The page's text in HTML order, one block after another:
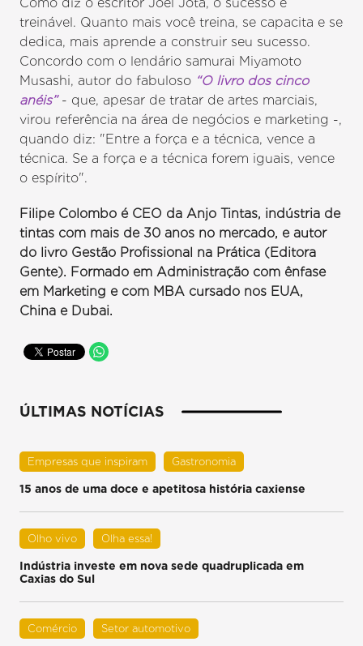
Como diz o escritor Joel Jota, o sucesso é
treinável. Quanto mais você treina, se capacita e se
dedica, mais aprende a construir seu sucesso.
Concordo com o lendário samurai Miyamoto
Musashi, autor do fabuloso “O livro dos cinco
anéis”- que, apesar de tratar de artes marciais,
virou referência na área de negócios e marketing -,
quando diz: "Entre a força e a técnica, vence a
técnica. Se a força e a técnica forem iguais, vence
o espírito".
Filipe Colombo é CEO da Anjo Tintas, indústria de
tintas com mais de 30 anos no mercado, e autor
do livro Gestão Profissional na Prática (Editora
Gente). Formado em Administração com ênfase
em Marketing e com MBA cursado nos EUA,
China e Dubai.
ÚLTIMAS NOTÍCIAS
Empresas que inspiram Gastronomia
15 anos de uma doce e apetitosa história caxiense
Olho vivo Olha essa!
Indústria investe em nova sede quadruplicada em
Caxias do Sul
Comércio Setor automotivo